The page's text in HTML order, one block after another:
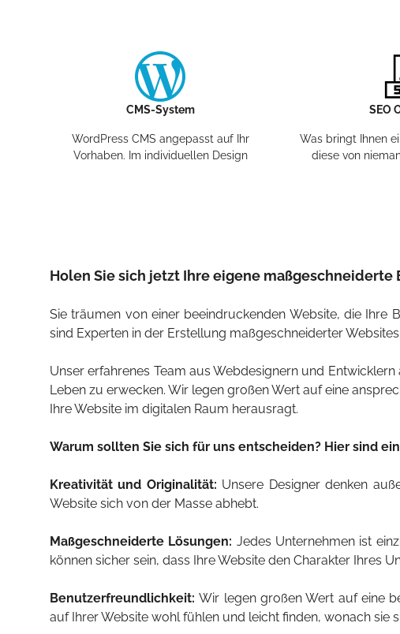
CMS-System
WordPress CMS angepasst auf Ihr
Vorhaben. Im individuellen Design
SEO
Was bringt Ihnen
diese von
Holen Sie sich jetzt Ihre eigene
Sie träumen von einer beeindruckenden Website, die Ihre
sind Experten in der Erstellung maßgeschneiderter
Unser erfahrenes Team aus Webdesignern und
Leben zu erwecken. Wir legen großen Wert auf eine
Ihre Website im digitalen Raum herausragt.
Warum sollten Sie sich für uns entscheiden? Hier sind
Kreativität und Originalität: Unsere Designer denken
Website sich von der Masse abhebt.
Maßgeschneiderte Lösungen: Jedes Unternehmen ist
können sicher sein, dass Ihre Website den Charakter Ihres
Benutzerfreundlichkeit: Wir legen großen Wert auf eine
auf Ihrer Website wohl fühlen und leicht finden, wonach sie